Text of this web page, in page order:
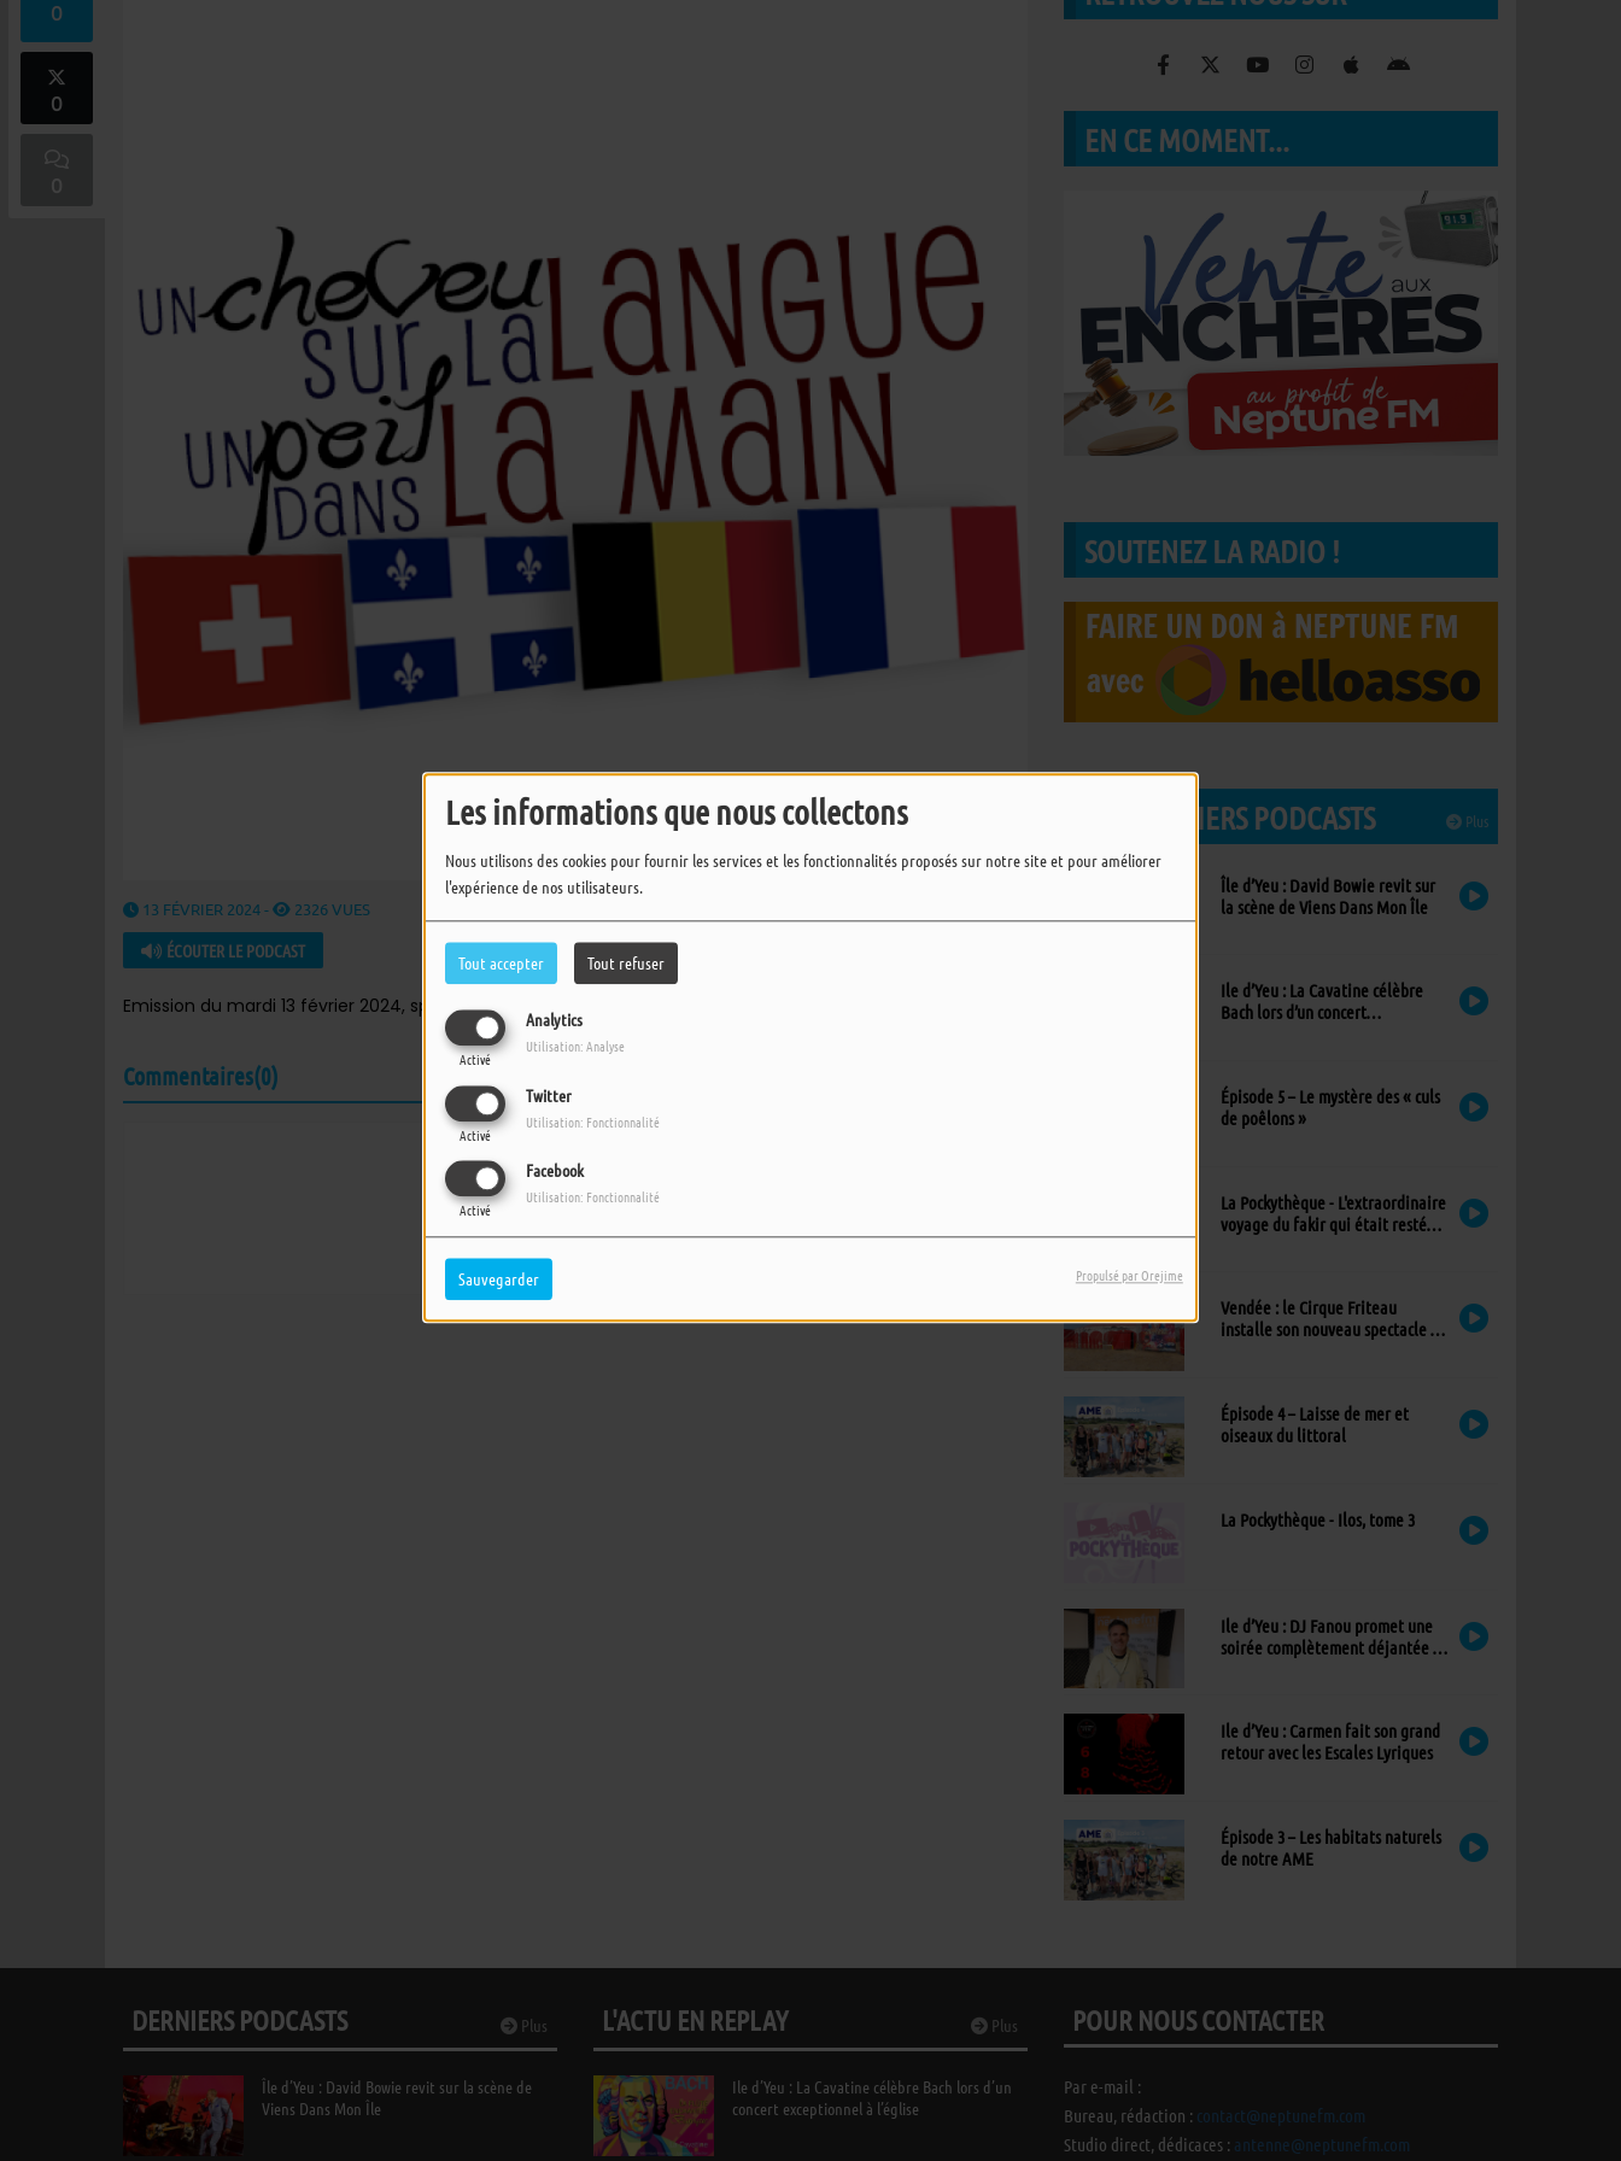
Les informations que nous collectons
Nous utilisons des cookies pour fournir les services et les fonctionnalités proposés sur notre site et pour améliorer
l'expérience de nos utilisateurs.
Tout accepter Tout refuser
Analytics
Activé
Utilisation: Analyse
Twitter
Activé
Utilisation: Fonctionnalité
Facebook
Activé
Utilisation: Fonctionnalité
Sauvegarder Propulsé par Orejime
0
0
0
13 FÉVRIER 2024 - 2326 VUES
ÉCOUTER LE PODCAST
Emission du mardi 13 février 2024, spéciale reprises.
Commentaires(0)
Connectez-vous pour commenter cet article
EN CE MOMENT...
SOUTENEZ LA RADIO !
Plus
LES DERNIERS PODCASTS
Île d’Yeu : David Bowie revit sur
la scène de Viens Dans Mon Île
Ile d’Yeu : La Cavatine célèbre
Bach lors d’un concert
Épisode 5 – Le mystère des « culs
de poêlons »
La Pockythèque - L'extraordinaire
voyage du fakir qui était resté
Vendée : le Cirque Friteau
installe son nouveau spectacle à
Épisode 4 – Laisse de mer et
oiseaux du littoral
La Pockythèque - Ilos, tome 3
Ile d’Yeu : DJ Fanou promet une
soirée complètement déjantée à
Ile d’Yeu : Carmen fait son grand
retour avec les Escales Lyriques
Épisode 3 – Les habitats naturels
de notre AME
Plus
DERNIERS PODCASTS
Île d’Yeu : David Bowie revit sur la scène de
Viens Dans Mon Île
Plus
L'ACTU EN REPLAY
Ile d’Yeu : La Cavatine célèbre Bach lors d’un
concert exceptionnel à l’église
POUR NOUS CONTACTER
Par e-mail :
Bureau, rédaction : contact@neptunefm.com
Studio direct, dédicaces : antenne@neptunefm.com